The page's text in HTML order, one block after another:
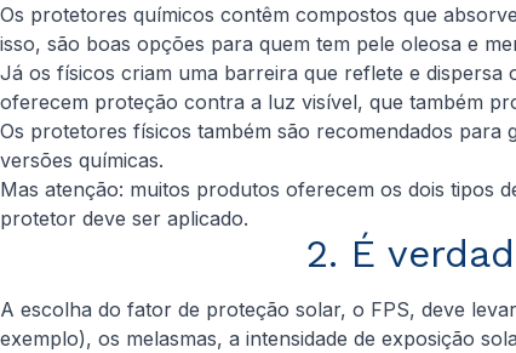
Os protetores químicos contêm compostos que
isso, são boas opções para quem tem pele oleosa e
Já os físicos criam uma barreira que reflete e dispersa
oferecem proteção contra a luz visível, que também
Os protetores físicos também são recomendados para
versões químicas.
Mas atenção: muitos produtos oferecem os dois tipos
protetor deve ser aplicado.
2. É
A escolha do fator de proteção solar, o FPS, deve
exemplo), os melasmas, a intensidade de exposição